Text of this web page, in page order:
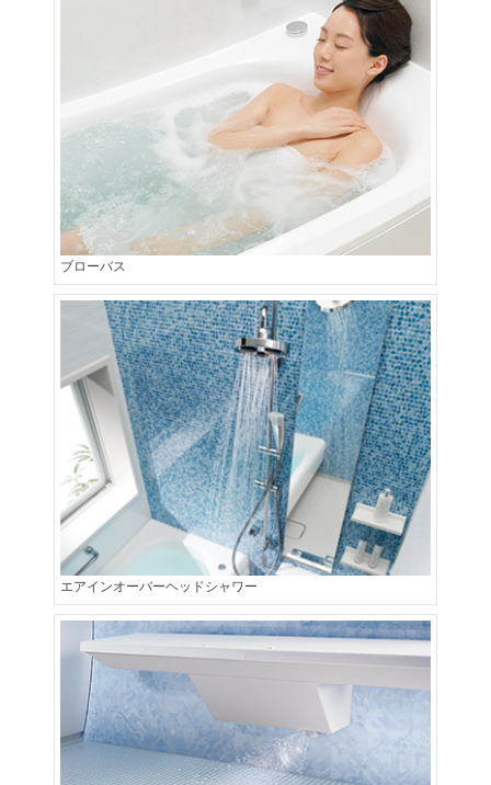
ブローバス
エアインオーバーヘッドシャワー